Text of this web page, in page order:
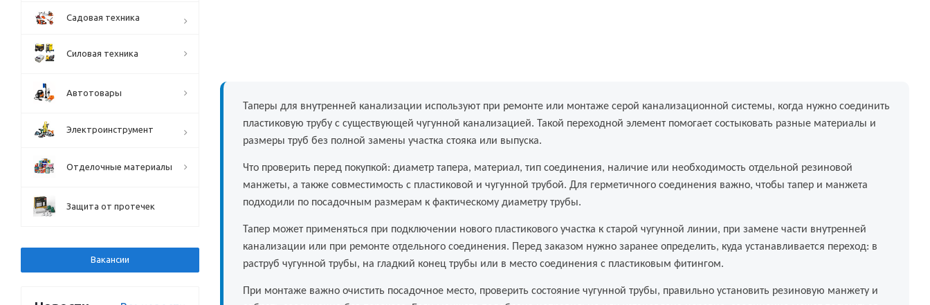
Таперы для внутренней канализации используют при ремонте или монтаже серой канализационной системы, когда нужно соединить
пластиковую трубу с существующей чугунной канализацией. Такой переходной элемент помогает состыковать разные материалы и
размеры труб без полной замены участка стояка или выпуска.
Что проверить перед покупкой: диаметр тапера, материал, тип соединения, наличие или необходимость отдельной резиновой
манжеты, а также совместимость с пластиковой и чугунной трубой. Для герметичного соединения важно, чтобы тапер и манжета
подходили по посадочным размерам к фактическому диаметру трубы.
Тапер может применяться при подключении нового пластикового участка к старой чугунной линии, при замене части внутренней
канализации или при ремонте отдельного соединения. Перед заказом нужно заранее определить, куда устанавливается переход: в
раструб чугунной трубы, на гладкий конец трубы или в место соединения с пластиковым фитингом.
При монтаже важно очистить посадочное место, проверить состояние чугунной трубы, правильно установить резиновую манжету и
Садовая техника
Силовая техника
Автотовары
Электроинструмент
Отделочные материалы
Защита от протечек
Вакансии